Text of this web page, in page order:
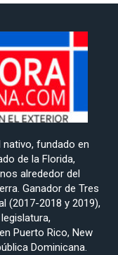
fundado en
de la Florida,
alrededor del
Ganador de Tres
(2017-2018 y 2019),
Puerto Rico, New
Dominicana.